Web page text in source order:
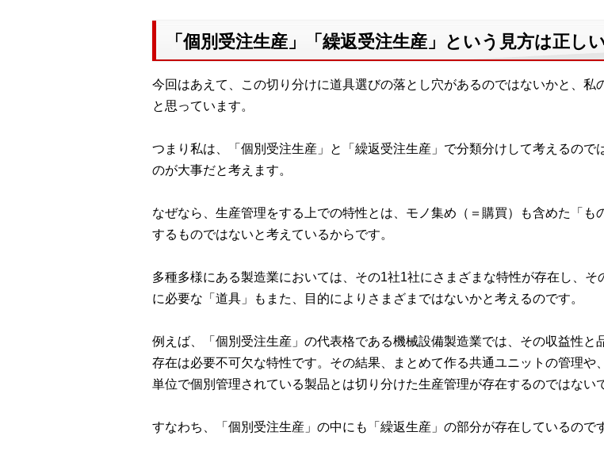
「個別受注生産」「繰返受注生産」という見方は正し
今回はあえて、この切り分けに道具選びの落とし穴があるのではないかと、
と思っています。
つまり私は、「個別受注生産」と「繰返受注生産」で分類分けして考えるの
のが大事だと考えます。
なぜなら、生産管理をする上での特性とは、モノ集め（＝購買）も含めた「
するものではないと考えているからです。
多種多様にある製造業においては、その1社1社にさまざまな特性が存在し、
に必要な「道具」もまた、目的によりさまざまではないかと考えるのです。
例えば、「個別受注生産」の代表格である機械設備製造業では、その収益性
存在は必要不可欠な特性です。その結果、まとめて作る共通ユニットの管理
単位で個別管理されている製品とは切り分けた生産管理が存在するのではない
すなわち、「個別受注生産」の中にも「繰返生産」の部分が存在しているので